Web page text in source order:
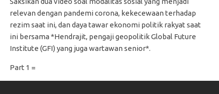
relevan dengan pandemi corona, kekecewaan terhadap
rezim saat ini, dan daya tawar ekonomi politik rakyat saat
ini bersama *Hendrajit, pengaji geopolitik Global Future
Institute (GFI) yang juga wartawan senior*.
Part 1 =